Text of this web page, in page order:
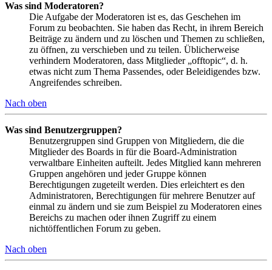
Was sind Moderatoren?
Die Aufgabe der Moderatoren ist es, das Geschehen im
Forum zu beobachten. Sie haben das Recht, in ihrem Bereich
Beiträge zu ändern und zu löschen und Themen zu schließen,
zu öffnen, zu verschieben und zu teilen. Üblicherweise
verhindern Moderatoren, dass Mitglieder „offtopic“, d. h.
etwas nicht zum Thema Passendes, oder Beleidigendes bzw.
Angreifendes schreiben.
Nach oben
Was sind Benutzergruppen?
Benutzergruppen sind Gruppen von Mitgliedern, die die
Mitglieder des Boards in für die Board-Administration
verwaltbare Einheiten aufteilt. Jedes Mitglied kann mehreren
Gruppen angehören und jeder Gruppe können
Berechtigungen zugeteilt werden. Dies erleichtert es den
Administratoren, Berechtigungen für mehrere Benutzer auf
einmal zu ändern und sie zum Beispiel zu Moderatoren eines
Bereichs zu machen oder ihnen Zugriff zu einem
nichtöffentlichen Forum zu geben.
Nach oben